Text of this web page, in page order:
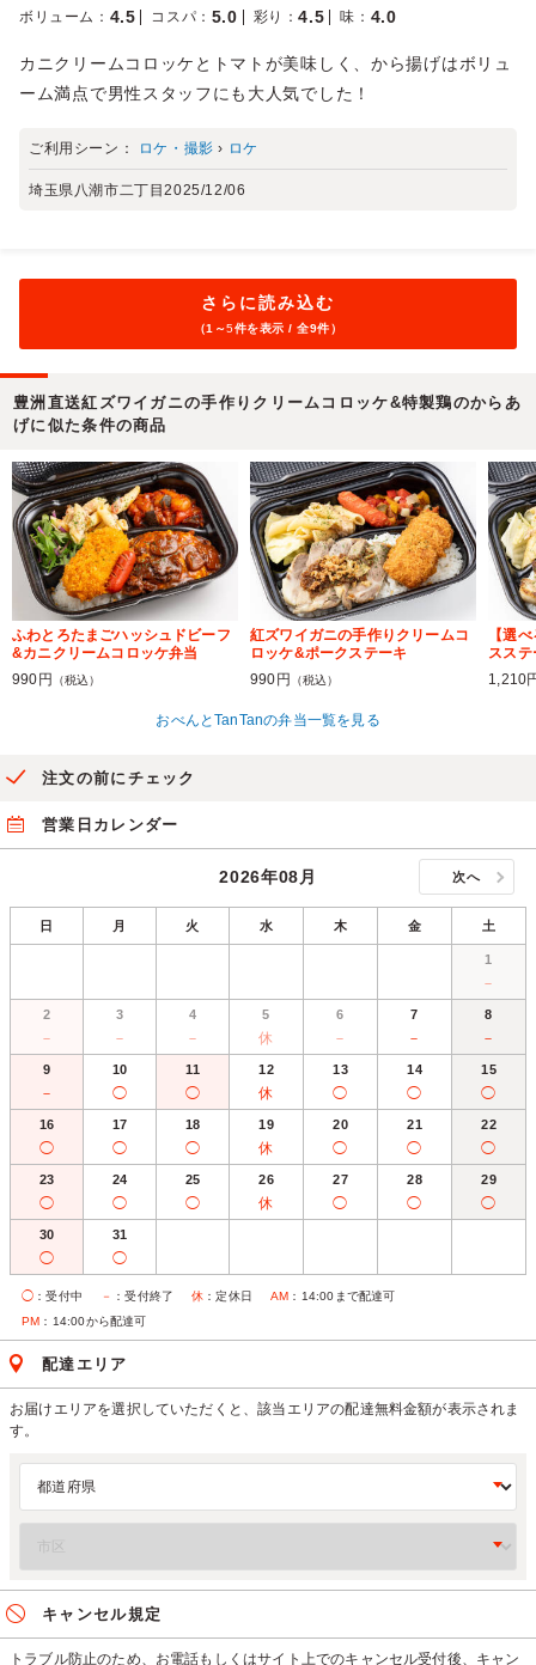
ボリューム ： 4.5 コスパ ： 5.0 彩り ：4.5 味 ： 4.0
カニクリームコロッケとトマトが美味しく、から揚げはボリュ
ーム満点で男性スタッフにも大人気でした！
ご利用シーン： ロケ・撮影 › ロケ
埼玉県八潮市二丁目2025/12/06
さらに読み込む
（1～5件を表示 / 全9件）
豊洲直送紅ズワイガニの手作りクリームコロッケ&特製鶏のからあ
げに似た条件の商品
ふわとろたまごハッシュドビーフ
&カニクリームコロッケ弁当
990円
（税込）
紅ズワイガニの手作りクリームコ
ロッケ&ポークステーキ
990円
（税込）
【選
スステ
1,210
おべんとTanTanの弁当一覧を見る
注文の前にチェック
営業日カレンダー
2026年08月 次へ
日 月 火 水 木 金 土
1
－
2
－
3
－
4
－
5
休
6
－
7
－
8
－
9
－
10
◯
11
◯
12
休
13
◯
14
◯
15
◯
16
◯
17
◯
18
◯
19
休
20
◯
21
◯
22
◯
23
◯
24
◯
25
◯
26
休
27
◯
28
◯
29
◯
30
◯
31
◯
◯ ：受付中 － ：受付終了 休 ：定休日 AM ：14:00まで配達可
PM ：14:00から配達可
配達エリア
お届けエリアを選択していただくと、該当エリアの配達無料金額が表示されま
す。
キャンセル規定
トラブル防止のため、お電話もしくはサイト上でのキャンセル受付後、キャン